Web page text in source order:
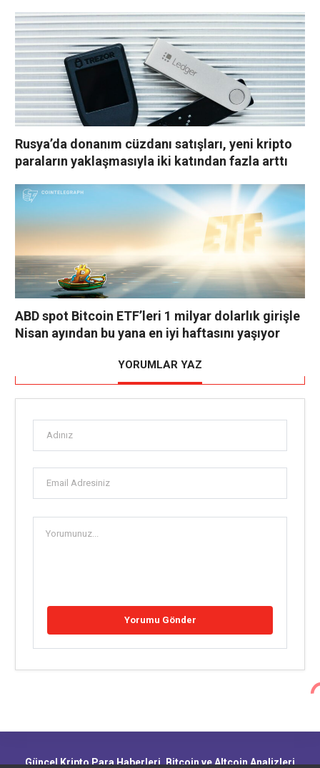
Rusya’da donanım cüzdanı satışları, yeni kripto
paraların yaklaşmasıyla iki katından fazla arttı
ABD spot Bitcoin ETF’leri 1 milyar dolarlık girişle
Nisan ayından bu yana en iyi haftasını yaşıyor
YORUMLAR YAZ
Güncel Kripto Para Haberleri, Bitcoin ve Altcoin Analizleri,